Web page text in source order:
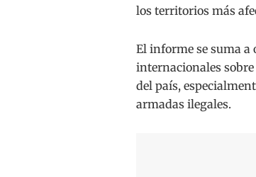
los territorios más
El informe se suma a
internacionales
del país,
armadas ilegales.